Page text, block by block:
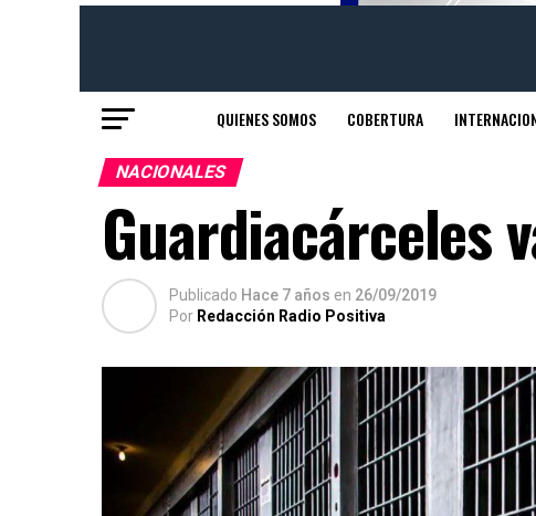
QUIENES SOMOS COBERTURA
NACIONALES
Guardiacárceles
Publicado Hace 7 años en 26/09/2019
Por Redacción Radio Positiva